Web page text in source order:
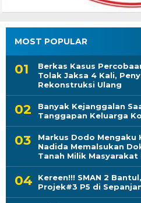
MOST POPULAR
Berkas Kasus
Tolak Jaksa 4 Kali,
Rekonstruksi Ulang
Banyak Kejanggalan
Tanggapan Keluarga
Markus Dodo Mengaku
Nadida Memalsukan
Tanah Milik
Kereen!!! SMAN 2
Projek#3 P5 di